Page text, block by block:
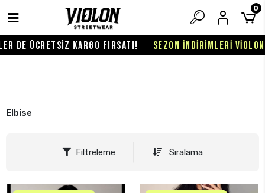
ÜCRETSİZ KARGO FIRSATI! SEZON İNDİRİMLERİ
0
Elbise
Filtreleme Sıralama